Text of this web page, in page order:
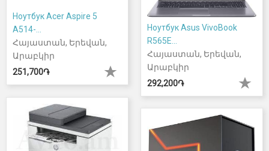
Ноутбук Acer Aspire 5
A514-...
Հայաստան, Երեվան,
Արաբկիր
251,700֏
Ноутбук Asus VivoBook
R565E...
Հայաստան, Երեվան,
Արաբկիր
292,200֏